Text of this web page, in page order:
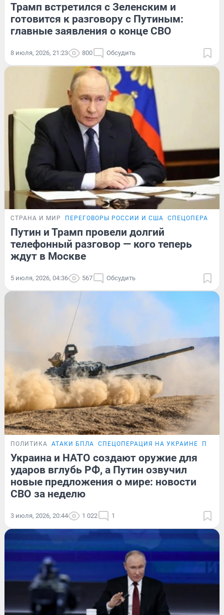
Трамп встретился с Зеленским и
готовится к разговору с Путиным:
главные заявления о конце СВО
8 июля, 2026, 21:23 800 Обсудить
СТРАНА И МИР ПЕРЕГОВОРЫ РОССИИ И США
Путин и Трамп провели долгий
телефонный разговор — кого теперь
ждут в Москве
5 июля, 2026, 04:36 567 Обсудить
ПОЛИТИКА АТАКИ БПЛА СПЕЦОПЕРАЦИЯ НА УКРАИНЕ
Украина и НАТО создают оружие для
ударов вглубь РФ, а Путин озвучил
новые предложения о мире: новости
СВО за неделю
3 июля, 2026, 20:44 1 022 1